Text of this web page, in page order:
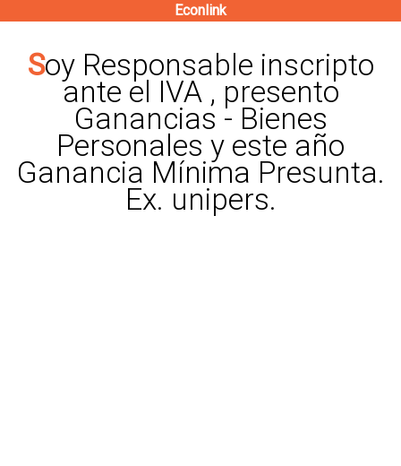
contenido
principal
Econlink
Soy Responsable inscripto
ante el IVA , presento
Ganancias - Bienes
Personales y este año
Ganancia Mínima Presunta.
Ex. unipers.